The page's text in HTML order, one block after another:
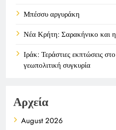
Μπέσσυ αργυράκη
Νέα Κρήτη: Σαρακήνικο
Ιράκ: Τεράστιες εκπτώσεις
γεωπολιτική συγκυρία
Αρχεία
August 2026